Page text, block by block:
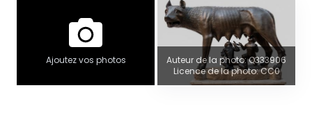
Ajoutez vos photos
Auteur de la photo: Q333906
Licence de la photo: CC0